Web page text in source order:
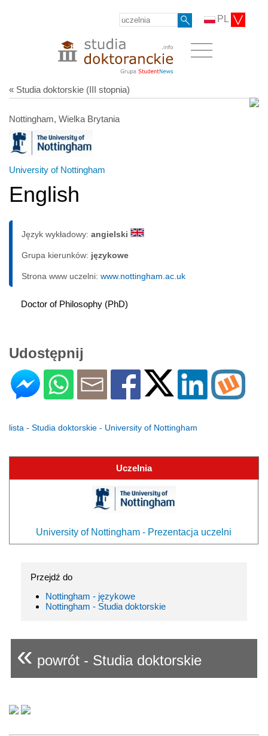
PL
« Studia doktorskie (III stopnia)
Nottingham, Wielka Brytania
University of Nottingham
English
Język wykładowy: angielski
Grupa kierunków: językowe
Strona www uczelni: www.nottingham.ac.uk
Doctor of Philosophy (PhD)
Udostępnij
lista - Studia doktorskie - University of Nottingham
Uczelnia
University of Nottingham - Prezentacja uczelni
Przejdź do
Nottingham - językowe
Nottingham - Studia doktorskie
« powrót - Studia doktorskie